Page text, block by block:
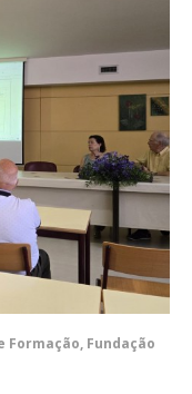
Formação, Fundação